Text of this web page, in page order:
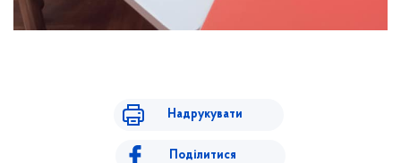
Надрукувати
Поділитися